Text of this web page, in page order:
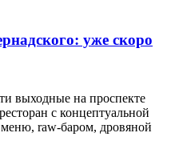
уже скоро
выходные на проспекте
с концептуальной
raw-баром, дровяной